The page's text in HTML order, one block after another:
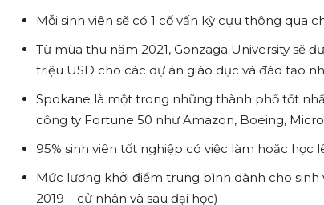
Mỗi sinh viên sẽ có 1 cố vấn kỳ cựu thông qua
Từ mùa thu năm 2021, Gonzaga University sẽ
triệu USD cho các dự án giáo dục và đào tạo
Spokane là một trong những thành phố tốt
công ty Fortune 50 như Amazon, Boeing,
95% sinh viên tốt nghiệp có việc làm hoặc học
Mức lương khởi điểm trung bình dành cho sinh
2019 – cử nhân và sau đại học)